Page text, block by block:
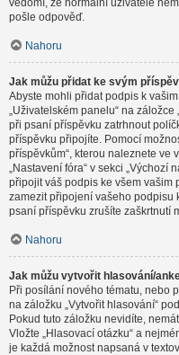
vědomí, že normální uživatelé
pošle odpověď.
Nahoru
Jak můžu přidat ke svým
Abyste mohli přidat podpis k
„Uživatelském panelu“ na záložce
při psaní příspěvku zatrhnout
příspěvku připojíte. Pomocí
příspěvkům“, kterou naleznete ve
„Nastavení fóra“ v sekci „Výchozí
připojit váš podpis ke všem vašim
zamezit připojení vašeho podpisu
psaní příspěvku zrušíte zaškrtnutí
Nahoru
Jak můžu vytvořit hlasování/
Při posílání nového tématu, nebo
na záložku „Vytvořit hlasování“
Pokud tuto záložku nevidíte,
Vložte „Hlasovací otázku“ a
je každá možnost napsaná v